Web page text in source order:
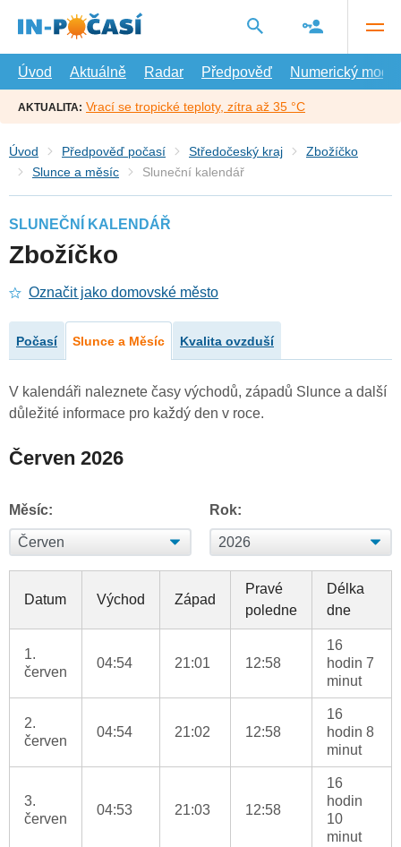
hlavní
Úvod
Aktuálně Radar Předpověď Numerický model
AKTUALITA: Vrací se tropické teploty, zítra až 35 °C
Úvod Předpověď počasí Středočeský kraj
Zbožíčko
Slunce a měsíc
Sluneční kalendář
SLUNEČNÍ KALENDÁŘ
Zbožíčko
Označit jako domovské město
Počasí Slunce a Měsíc Kvalita ovzduší
V kalendáři naleznete časy východů, západů Slunce a další
důležité informace pro každý den v roce.
Červen 2026
Měsíc: Rok:
Datum Východ Západ
Pravé
poledne
Délka
dne
1.
červen
04:54 21:01 12:58
16
hodin 7
minut
2.
červen
04:54 21:02 12:58
16
hodin 8
minut
3.
červen
04:53 21:03 12:58
16
hodin
10
minut